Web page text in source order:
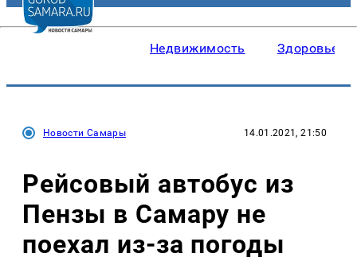
Недвижимость Здоровье
Новости Самары 14.01.2021, 21:50
Рейсовый автобус из
Пензы в Самару не
поехал из-за погоды